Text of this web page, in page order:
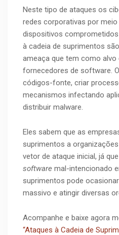
Neste tipo de ataques os
redes corporativas por meio
dispositivos
à cadeia de suprimentos
ameaça que tem como alvo
fornecedores de software.
códigos-fonte, criar
mecanismos infectando
distribuir malware.
Eles sabem que as
suprimentos a
vetor de ataque inicial, já
software mal-intencionado
suprimentos pode
massivo e atingir diversas
Acompanhe e baixe agora
“Ataques à Cadeia de